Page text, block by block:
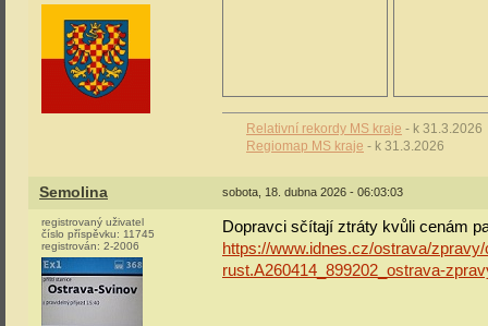
Relativní rekordy MS kraje - k 31.3.2026
Regiomap MS kraje - k 31.3.2026
Semolina sobota, 18. dubna 2026 - 06:03:03
registrovaný uživatel
číslo příspěvku: 11745
registrován: 2-2006
Dopravci sčítají ztráty kvůli cenám
https://www.idnes.cz/ostrava/
rust.A260414_899202_ostrava-